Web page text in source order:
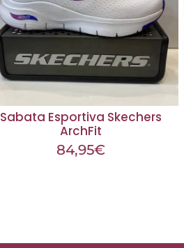
Sabata Esportiva Skechers
ArchFit
84,95€